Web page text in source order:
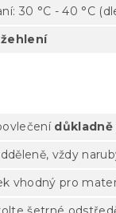
30 °C - 40 °C
vždy
vhodný pro